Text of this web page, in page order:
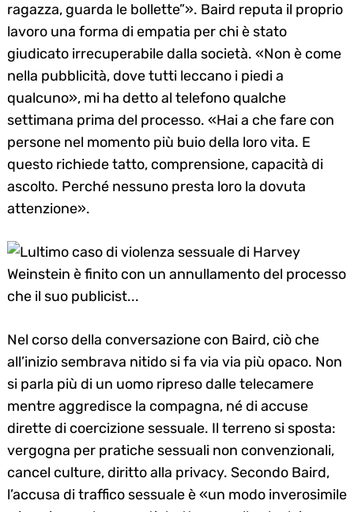
ragazza, guarda le bollette”». Baird reputa il proprio
lavoro una forma di empatia per chi è stato
giudicato irrecuperabile dalla società. «Non è come
nella pubblicità, dove tutti leccano i piedi a
qualcuno», mi ha detto al telefono qualche
settimana prima del processo. «Hai a che fare con
persone nel momento più buio della loro vita. E
questo richiede tatto, comprensione, capacità di
ascolto. Perché nessuno presta loro la dovuta
attenzione».
Nel corso della conversazione con Baird, ciò che
all’inizio sembrava nitido si fa via via più opaco. Non
si parla più di un uomo ripreso dalle telecamere
mentre aggredisce la compagna, né di accuse
dirette di coercizione sessuale. Il terreno si sposta:
vergogna per pratiche sessuali non convenzionali,
cancel culture, diritto alla privacy. Secondo Baird,
l’accusa di traffico sessuale è «un modo inverosimile